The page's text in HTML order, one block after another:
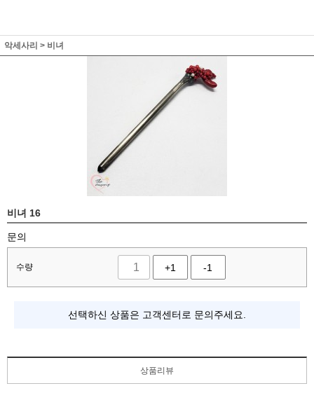
악세사리 > 비녀
비녀 16
문의
수량 +1 -1
선택하신 상품은 고객센터로 문의주세요.
상품리뷰